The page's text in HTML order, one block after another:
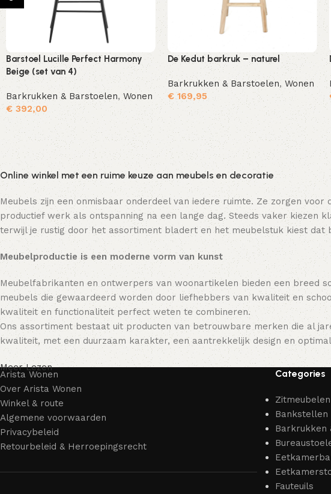
Barstoel Lucille Perfect Harmony
Beige (set van 4)
Barkrukken & Barstoelen,Wonen
€ 392,00
Toevoegen aan winkelwagen
De Kedut barkruk – naturel
Barkrukken & Barstoelen, Wonen
€169,95
Toevoegen aan winkelwagen
Online winkel met een ruime keuze aan meubels en decoratie
Meubels zijn een onmisbaar onderdeel van iedere ruimte. Ze zorgen
productief werk als ontspanning na een lange dag. Steeds vaker
terwijl je rustig door het assortiment bladert en het meubelstuk kiest dat
Meubelproductie is een moderne vorm van kunst
Meubelfabrikanten en ontwerpers van woonartikelen bieden een breed
meubels die gewaardeerd worden door liefhebbers van kwaliteit en
kwaliteit en functionaliteit perfect weten te combineren.
Ons assortiment bestaat uit producten van betrouwbare merken die al
kwaliteit, met een duurzaam karakter, een aantrekkelijk design en
Meer Lezen
Arista Wonen
Over Arista Wonen
Winkel & route
Algemene voorwaarden
Privacybeleid
Retourbeleid & Herroepingsrecht
Categories
Zitmeubelen
Bankstellen
Barkrukken
Fauteuils